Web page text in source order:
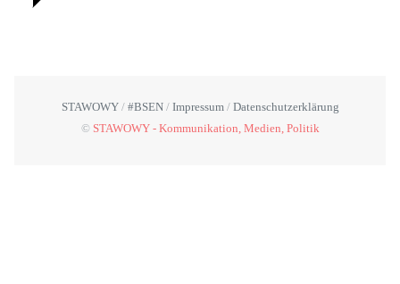
STAWOWY #BSEN Impressum
Datenschutzerklärung
© STAWOWY - Kommunikation, Medien, Politik